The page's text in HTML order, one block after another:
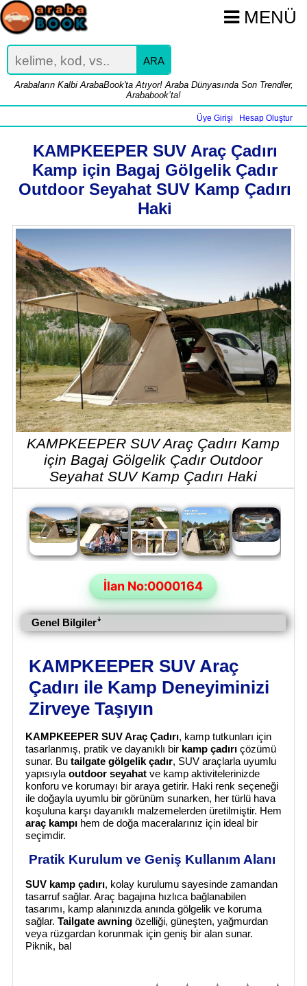
MENÜ
ARA
Arabaların Kalbi ArabaBook'ta Atıyor! Araba Dünyasında Son Trendler,
Arababook’ta!
Üye Girişi Hesap Oluştur
KAMPKEEPER SUV Araç Çadırı
Kamp için Bagaj Gölgelik Çadır
Outdoor Seyahat SUV Kamp Çadırı
Haki
KAMPKEEPER SUV Araç Çadırı Kamp
için Bagaj Gölgelik Çadır Outdoor
Seyahat SUV Kamp Çadırı Haki
İlan No:0000164
Genel Bilgilerꜜ
KAMPKEEPER SUV Araç
Çadırı ile Kamp Deneyiminizi
Zirveye Taşıyın
KAMPKEEPER SUV Araç Çadırı, kamp tutkunları için
tasarlanmış, pratik ve dayanıklı bir kamp çadırıçözümü
sunar. Bu tailgate gölgelik çadır, SUV araçlarla uyumlu
yapısıyla outdoor seyahatve kamp aktivitelerinizde
konforu ve korumayı bir araya getirir. Haki renk seçeneği
ile doğayla uyumlu bir görünüm sunarken, her türlü hava
koşuluna karşı dayanıklı malzemelerden üretilmiştir. Hem
araç kampıhem de doğa maceralarınız için ideal bir
seçimdir.
Pratik Kurulum ve Geniş Kullanım Alanı
SUV kamp çadırı, kolay kurulumu sayesinde zamandan
tasarruf sağlar. Araç bagajına hızlıca bağlanabilen
tasarımı, kamp alanınızda anında gölgelik ve koruma
sağlar. Tailgate awningözelliği, güneşten, yağmurdan
veya rüzgardan korunmak için geniş bir alan sunar.
Piknik, bal